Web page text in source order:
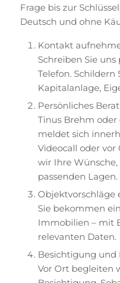
Frage bis zur
Deutsch und ohne
Kontakt
Schreiben Sie
Telefon. Schildern
Kapitalanlage,
Persönliches
Tinus Brehm oder
meldet sich
Videocall oder
wir Ihre
passenden Lagen.
Objektvorschläge
Sie bekommen
Immobilien – mit
relevanten Daten.
Besichtigung
Vor Ort begleiten